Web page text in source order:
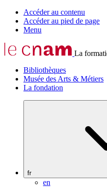
Accéder au contenu
Accéder au pied de page
Menu
La
Bibliothèques
Musée des Arts & Métiers
La fondation
fr
en